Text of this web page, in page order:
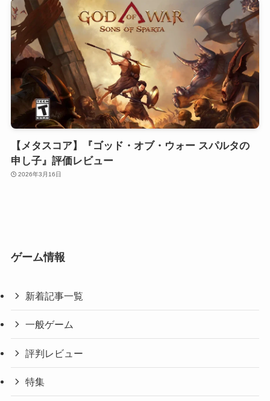
【メタスコア】『ゴッド・オブ・ウォー スパルタの
申し子』評価レビュー
2026年3月16日
ゲーム情報
新着記事一覧
一般ゲーム
評判レビュー
特集